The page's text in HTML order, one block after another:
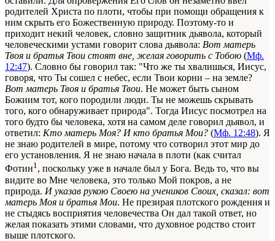
родителей Христа по плоти, чтобы при помощи обращения к
ним скрыть его Божественную природу. Поэтому-то и
приходит некий человек, словно защитник дьявола, который
человеческими устами говорит слова дьявола: Вот матерь
Твоя и братья Твои стоят вне, желая говорить с Тобою (Мф.
12:47). Словно бы говорил так: "Что же ты хвалишься, Иисус,
говоря, что Ты сошел с небес, если Твои корни – на земле?
Вот матерь Твоя и братья Твои. Не может быть сыном
Божиим тот, кого породили люди. Ты не можешь скрывать
того, кого обнаруживает природа". Тогда Иисус посмотрел на
того будто бы человека, хотя на самом деле говорил дьявол, и
ответил: Кто матерь Моя? И кто братья Мои? (Мф. 12:48). Я
не знаю родителей в мире, потому что сотворил этот мир до
его установления. Я не знаю начала в плоти (как считал
Фотин1, поскольку уже в начале был у Бога. Ведь то, что вы
видите во Мне человека, это только Мой покров, а не
природа. И указав рукою Своею на учеников Своих, сказал: вот
матерь Моя и братья Мои. Не презирая плотского рождения и
не стыдясь восприятия человечества Он дал такой ответ, но
желая показать этими словами, что духовное родство стоит
выше плотского.